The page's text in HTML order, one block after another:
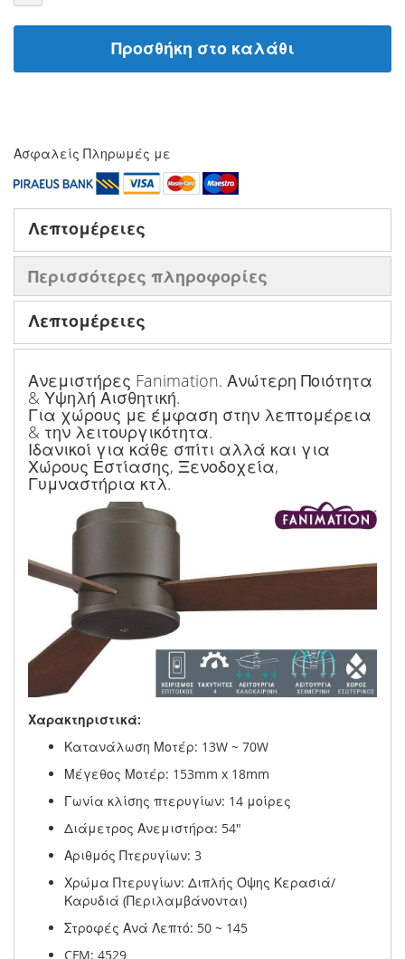
Προσθήκη στο καλάθι
Ασφαλείς Πληρωμές με
Λεπτομέρειες
Περισσότερες πληροφορίες
Λεπτομέρειες
Ανεμιστήρες Fanimation. Ανώτερη Ποιότητα
& Υψηλή Αισθητική.
Για χώρους με έμφαση στην λεπτομέρεια
& την λειτουργικότητα.
Ιδανικοί για κάθε σπίτι αλλά και για
Χώρους Εστίασης, Ξενοδοχεία,
Γυμναστήρια κτλ.
Χαρακτηριστικά:
Κατανάλωση Μοτέρ: 13W ~ 70W
Μέγεθος Μοτέρ: 153mm x 18mm
Γωνία κλίσης πτερυγίων: 14 μοίρες
Διάμετρος Ανεμιστήρα: 54"
Αριθμός Πτερυγίων: 3
Χρώμα Πτερυγίων: Διπλής Όψης Κερασιά/
Καρυδιά (Περιλαμβάνονται)
Στροφές Ανά Λεπτό: 50 ~ 145
CFM: 4529